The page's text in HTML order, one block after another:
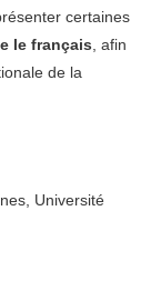
certaines
le français, afin
de la
Université